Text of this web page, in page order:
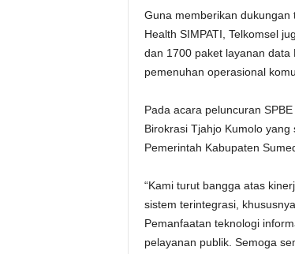
Guna memberikan
Health SIMPATI, Telkomsel
dan 1700 paket layanan data
pemenuhan operasional
Pada acara peluncuran
Birokrasi Tjahjo Kumolo
Pemerintah Kabupaten
“Kami turut bangga atas
sistem terintegrasi,
Pemanfaatan teknologi
pelayanan publik. Semoga